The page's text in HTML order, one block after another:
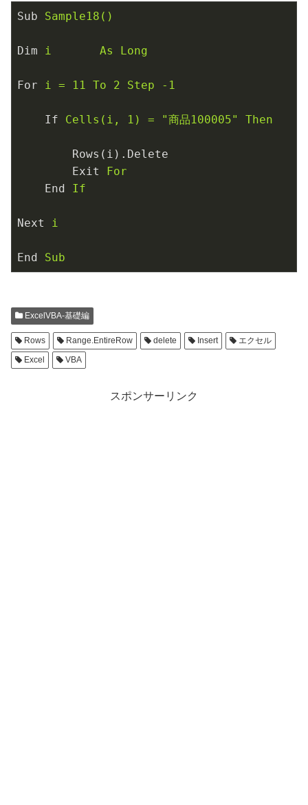
Sub Sample18()
Dim i       As Long
For i = 11 To 2 Step -1
If Cells(i, 1) = "商品100005" Then
Rows(i).Delete
Exit
For
End
If
Next i
End Sub
ExcelVBA-基礎編
Rows Range.EntireRow delete Insert
エクセル
Excel
VBA
スポンサーリンク